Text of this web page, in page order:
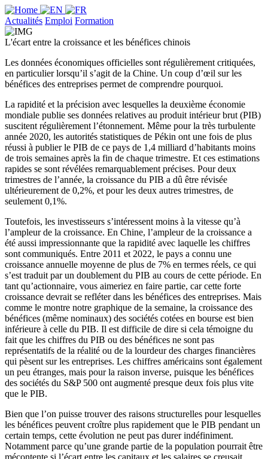
Actualités Emploi Formation
L'écart entre la croissance et les bénéfices chinois
Les données économiques officielles sont régulièrement critiquées,
en particulier lorsqu’il s’agit de la Chine. Un coup d’œil sur les
bénéfices des entreprises permet de comprendre pourquoi.
La rapidité et la précision avec lesquelles la deuxième économie
mondiale publie ses données relatives au produit intérieur brut (PIB)
suscitent régulièrement l’étonnement. Même pour la très turbulente
année 2020, les autorités statistiques de Pékin ont une fois de plus
réussi à publier le PIB de ce pays de 1,4 milliard d’habitants moins
de trois semaines après la fin de chaque trimestre. Et ces estimations
rapides se sont révélées remarquablement précises. Pour deux
trimestres de l’année, la croissance du PIB a dû être révisée
ultérieurement de 0,2%, et pour les deux autres trimestres, de
seulement 0,1%.
Toutefois, les investisseurs s’intéressent moins à la vitesse qu’à
l’ampleur de la croissance. En Chine, l’ampleur de la croissance a
été aussi impressionnante que la rapidité avec laquelle les chiffres
sont communiqués. Entre 2011 et 2022, le pays a connu une
croissance annuelle moyenne de plus de 7% en termes réels, ce qui
s’est traduit par un doublement du PIB au cours de cette période. En
tant qu’actionnaire, vous aimeriez en faire partie, car cette forte
croissance devrait se refléter dans les bénéfices des entreprises. Mais
comme le montre notre graphique de la semaine, la croissance des
bénéfices (même nominaux) des sociétés cotées en bourse est bien
inférieure à celle du PIB. Il est difficile de dire si cela témoigne du
fait que les chiffres du PIB ou des bénéfices ne sont pas
représentatifs de la réalité ou de la lourdeur des charges financières
qui pèsent sur les entreprises. Les chiffres américains sont également
un peu étranges, mais pour la raison inverse, puisque les bénéfices
des sociétés du S&P 500 ont augmenté presque deux fois plus vite
que le PIB.
Bien que l’on puisse trouver des raisons structurelles pour lesquelles
les bénéfices peuvent croître plus rapidement que le PIB pendant un
certain temps, cette évolution ne peut pas durer indéfiniment.
Notamment parce qu’une grande partie de la population pourrait être
mécontente si l’écart entre les capitaux et les salaires se creusait